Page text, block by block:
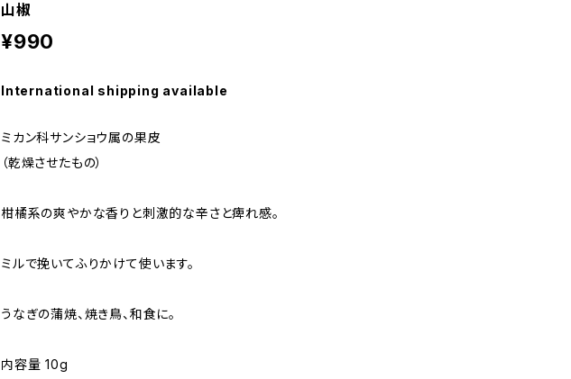
山椒
¥990
International shipping available
ミカン科サンショウ属の果皮
（乾燥させたもの）
柑橘系の爽やかな香りと刺激的な辛さと痺れ感。
ミルで挽いてふりかけて使います。
うなぎの蒲焼、焼き鳥、和食に。
内容量 10g